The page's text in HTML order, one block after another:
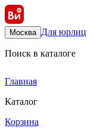
Москва Для юрлиц
Поиск в каталоге
Главная
Каталог
Корзина